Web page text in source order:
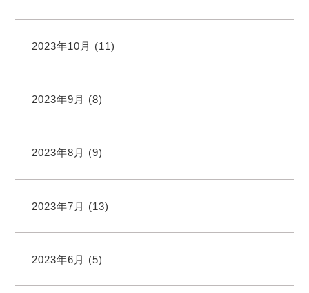
2023年10月 (11)
2023年9月 (8)
2023年8月 (9)
2023年7月 (13)
2023年6月 (5)